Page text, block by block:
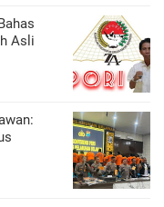
Asli